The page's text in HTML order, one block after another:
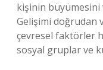
kişinin büyümesini
Gelişimi doğrudan
çevresel faktörler
sosyal gruplar ve